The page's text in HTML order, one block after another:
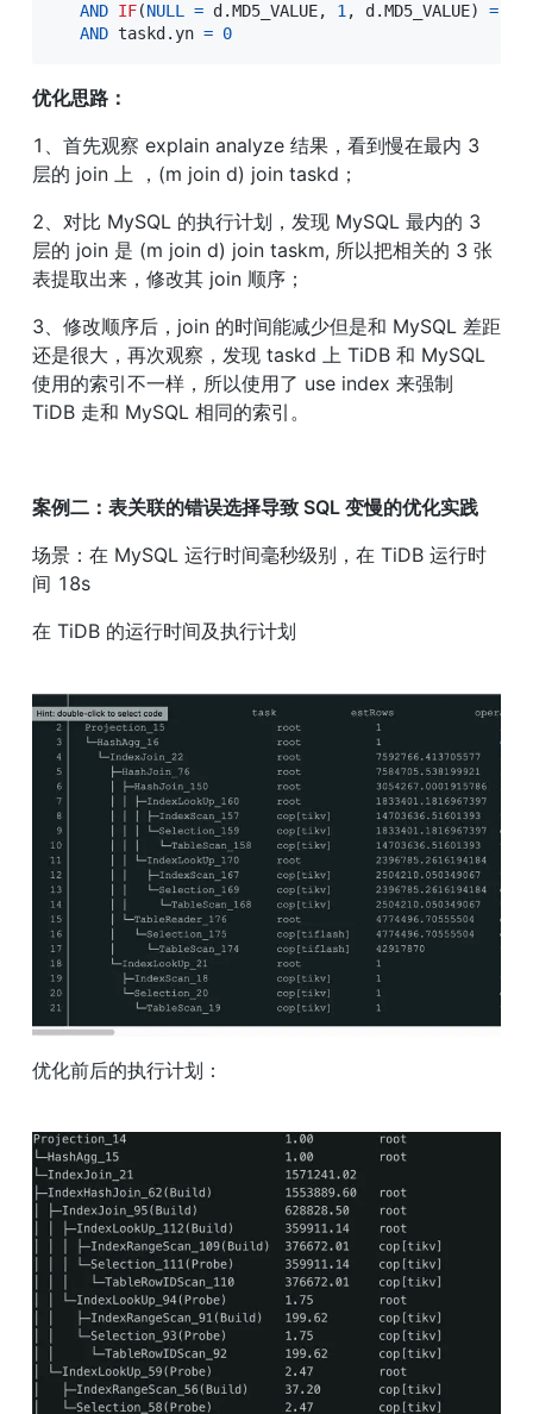
AND IF(NULL = d .MD5_VALUE, 1 , d .MD5_VALUE) =
AND taskd . yn = 0
优化思路：
1、首先观察 explain analyze 结果，看到慢在最内 3
层的 join 上 ，(m join d) join taskd；
2、对比 MySQL 的执行计划，发现 MySQL 最内的 3
层的 join 是 (m join d) join taskm, 所以把相关的 3 张
表提取出来，修改其 join 顺序；
3、修改顺序后，join 的时间能减少但是和 MySQL 差距
还是很大，再次观察，发现 taskd 上 TiDB 和 MySQL
使用的索引不一样，所以使用了 use index 来强制
TiDB 走和 MySQL 相同的索引。
案例二：表关联的错误选择导致 SQL 变慢的优化实践
场景：在 MySQL 运行时间毫秒级别，在 TiDB 运行时
间 18s
在 TiDB 的运行时间及执行计划
优化前后的执行计划：